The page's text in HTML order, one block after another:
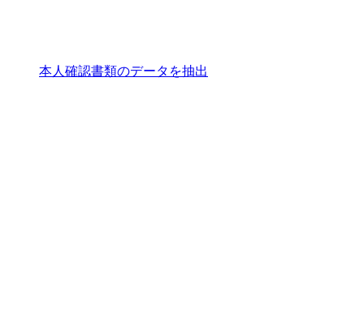
本人確認書類のデータを抽出